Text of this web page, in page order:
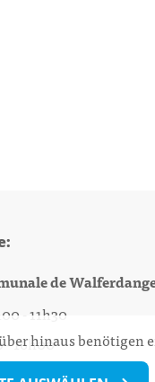
de
11h30
hinaus benötigen